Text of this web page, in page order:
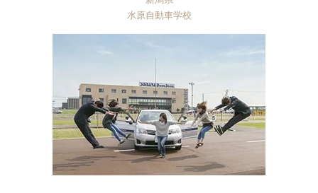
水原自動車学校